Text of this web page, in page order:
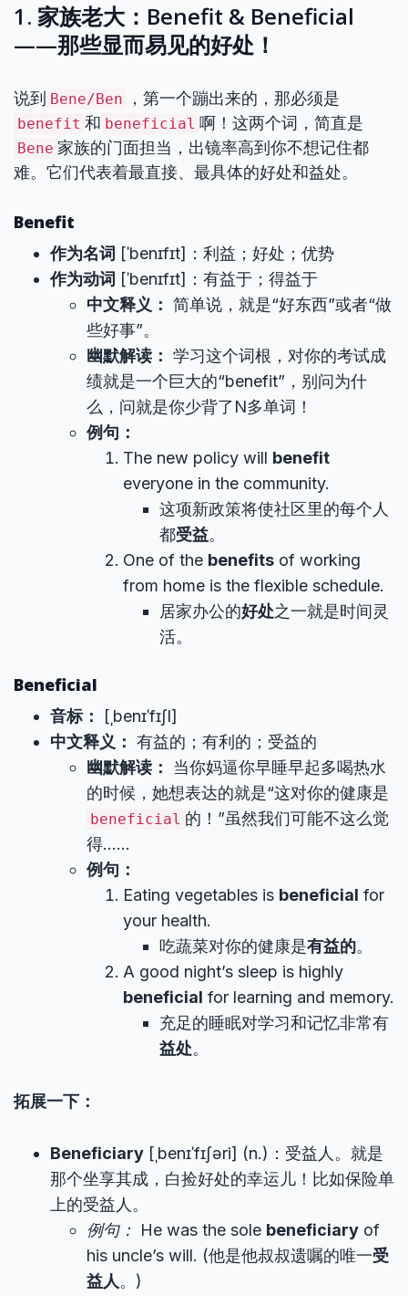
1. 家族老大：Benefit & Beneficial
——那些显而易见的好处！
说到 Bene/Ben ，第一个蹦出来的，那必须是
benefit 和 beneficial 啊！这两个词，简直是
Bene 家族的门面担当，出镜率高到你不想记住都
难。它们代表着最直接、最具体的好处和益处。
Benefit
作为名词 [ˈbenɪfɪt]：利益；好处；优势
作为动词 [ˈbenɪfɪt]：有益于；得益于
中文释义： 简单说，就是“好东西”或者“做
些好事”。
幽默解读： 学习这个词根，对你的考试成
绩就是一个巨大的“benefit”，别问为什
么，问就是你少背了N多单词！
例句：
The new policy will benefit
everyone in the community.
这项新政策将使社区里的每个人
都受益。
One of the benefits of working
from home is the flexible schedule.
居家办公的好处之一就是时间灵
活。
Beneficial
音标：
[ˌbenɪˈfɪʃl]
中文释义： 有益的；有利的；受益的
幽默解读：
当你妈逼你早睡早起多喝热水
的时候，她想表达的就是“这对你的健康是
beneficial 的！”虽然我们可能不这么觉
得……
例句：
Eating vegetables is beneficial for
your health.
吃蔬菜对你的健康是有益的。
A good night’s sleep is highly
beneficial for learning and memory.
充足的睡眠对学习和记忆非常有
益处。
拓展一下：
Beneficiary [ˌbenɪˈfɪʃəri] (n.)：受益人。就是
那个坐享其成，白捡好处的幸运儿！比如保险单
上的受益人。
例句： He was the sole beneficiary of
his uncle’s will. (他是他叔叔遗嘱的唯一受
益人。)